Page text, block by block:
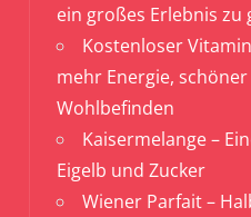
ein großes Erlebnis zu
Kostenloser
mehr Energie,
Wohlbefinden
Kaisermelange –
Eigelb und Zucker
Wiener Parfait –